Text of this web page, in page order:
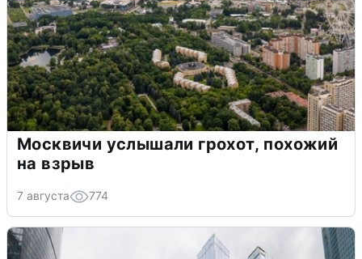
Москвичи услышали грохот, похожий
на взрыв
7 августа 774